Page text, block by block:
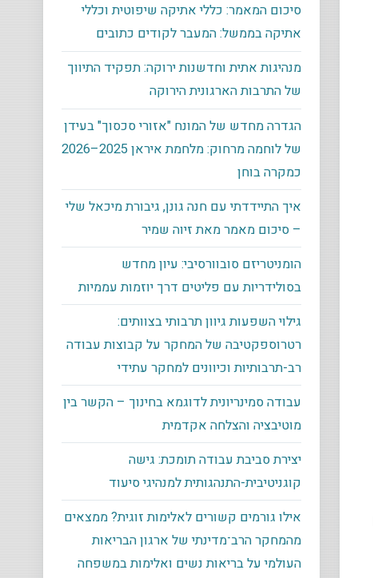
סיכום המאמר: כללי אתיקה שיפוטית וכללי
אתיקה בממשל: המעבר לקודים כתובים
מנהיגות אתית וחדשנות ירוקה: תפקיד התיווך
של התרבות הארגונית הירוקה
הגדרה מחדש של המונח "אזורי סכסוך" בעידן
של לוחמה מרחוק: מלחמת איראן 2025–2026
כמקרה בוחן
איך התיידדתי עם חנה גונן, גיבורת מיכאל שלי
– סיכום מאמר מאת זיוה שמיר
הומניטריזם סובוורסיבי: עיון מחדש
בסולידריות עם פליטים דרך יוזמות עממיות
גילוי השפעות גיוון תרבותי בצוותים:
רטרוספקטיבה של המחקר על קבוצות עבודה
רב-תרבותיות וכיוונים למחקר עתידי
עבודה סמינריונית לדוגמא בחינוך – הקשר בין
מוטיבציה והצלחה אקדמית
יצירת סביבת עבודה תומכת: גישה
קוגניטיבית-התנהגותית למנהיגי סיעוד
אילו גורמים קשורים לאלימות זוגית? ממצאים
מהמחקר הרב־מדינתי של ארגון הבריאות
העולמי על בריאות נשים ואלימות במשפחה